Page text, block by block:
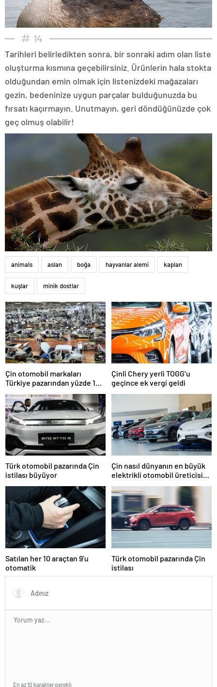
14
Tarihleri belirledikten sonra, bir sonraki adım olan liste
oluşturma kısmına geçebilirsiniz. Ürünlerin hala stokta
olduğundan emin olmak için listenizdeki mağazaları
gezin, bedeninize uygun parçalar bulduğunuzda bu
fırsatı kaçırmayın. Unutmayın, geri döndüğünüzde çok
geç olmuş olabilir!
animals aslan boğa hayvanlar alemi kaplan
kuşlar minik dostlar
Çin otomobil markaları
Türkiye pazarından yüzde 10
pay alıyor
Çinli Chery yerli TOGG’u
geçince ek vergi geldi
Türk otomobil pazarında Çin
istilası büyüyor
Çin nasıl dünyanın en büyük
elektrikli otomobil üreticisi
oldu?
Satılan her 10 araçtan 9’u
otomatik
Türk otomobil pazarında Çin
istilası
En az 10 karakter gerekli